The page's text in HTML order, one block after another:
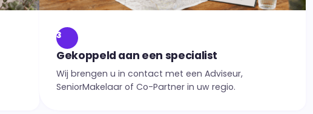
3
Gekoppeld aan een specialist
Wij brengen u in contact met een Adviseur,
SeniorMakelaar of Co-Partner in uw regio.